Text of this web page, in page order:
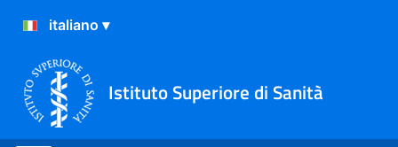
Istituto Superiore di Sanità